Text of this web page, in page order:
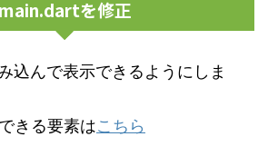
main.dartを修正
込んで表示できるようにしま
きる要素はこちら